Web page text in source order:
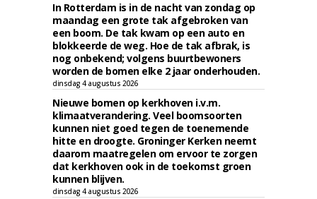
In Rotterdam is in de nacht van zondag op
maandag een grote tak afgebroken van
een boom. De tak kwam op een auto en
blokkeerde de weg. Hoe de tak afbrak, is
nog onbekend; volgens buurtbewoners
worden de bomen elke 2 jaar onderhouden.
dinsdag 4 augustus 2026
Nieuwe bomen op kerkhoven i.v.m.
klimaatverandering. Veel boomsoorten
kunnen niet goed tegen de toenemende
hitte en droogte. Groninger Kerken neemt
daarom maatregelen om ervoor te zorgen
dat kerkhoven ook in de toekomst groen
kunnen blijven.
dinsdag 4 augustus 2026